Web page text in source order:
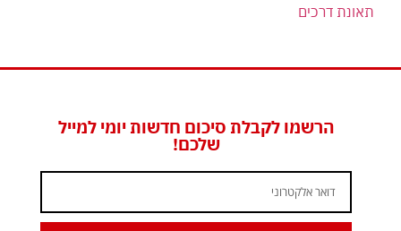
תאונת דרכים
הרשמו לקבלת סיכום חדשות יומי למייל
שלכם!